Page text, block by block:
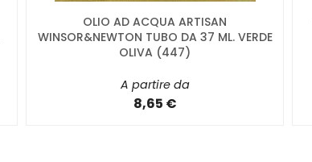
OLIO AD ACQUA ARTISAN
WINSOR&NEWTON TUBO DA 37 ML. VERDE
OLIVA (447)
A partire da
8,65 €